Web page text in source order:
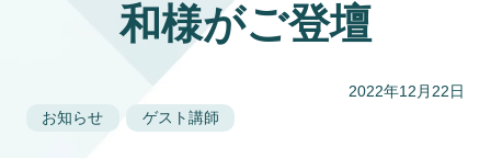
和様がご登壇
2022年12月22日
お知らせ
ゲスト講師